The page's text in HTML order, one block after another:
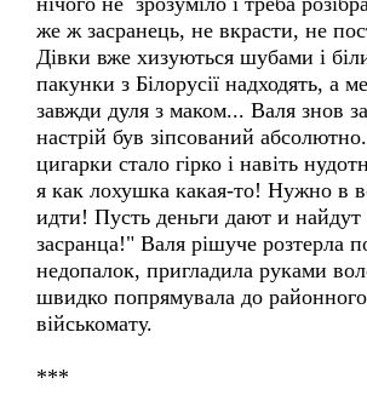
же ж засранець, не вкрасти, не
Дівки вже хизуються шубами і
пакунки з Білорусії надходять, а
завжди дуля з маком... Валя знов
настрій був зіпсований
цигарки стало гірко і навіть
я как лохушка какая-то! Нужно в
идти! Пусть деньги дают и найдут
засранца!" Валя рішуче розтерла
недопалок, пригладила руками
швидко попрямувала до районного
військомату.
***